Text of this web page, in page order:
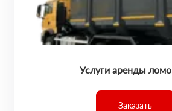
Услуги аренды
Заказать